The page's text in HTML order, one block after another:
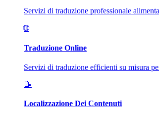
Servizi di traduzione professionale
🌐
Traduzione Online
Servizi di traduzione efficienti su misura
📝
Localizzazione Dei Contenuti